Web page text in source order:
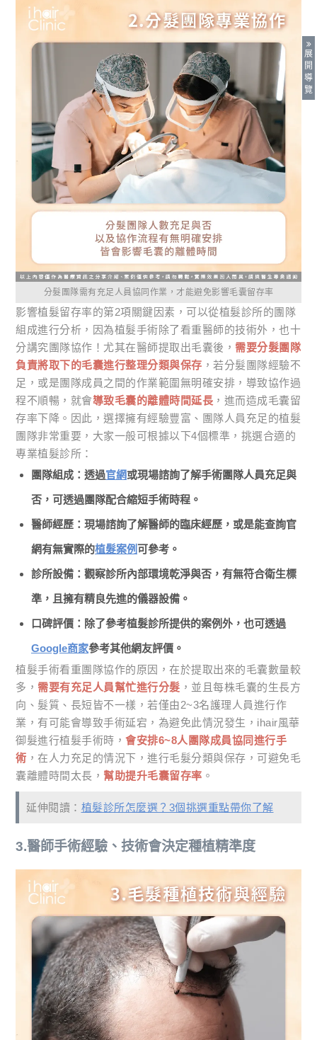
分髮團隊需有充足人員協同作業，才能避免影響毛囊留存率
影響植髮留存率的第2項關鍵因素，可以從植髮診所的團隊
組成進行分析，因為植髮手術除了看重醫師的技術外，也十
分講究團隊協作！尤其在醫師提取出毛囊後， 需要分髮團隊
負責將取下的毛囊進行整理分類與保存 ，若分髮團隊經驗不
足，或是團隊成員之間的作業範圍無明確安排，導致協作過
程不順暢，就會導致毛囊的離體時間延長 ，進而造成毛囊留
存率下降。因此，選擇擁有經驗豐富、團隊人員充足的植髮
團隊非常重要，大家一般可根據以下4個標準，挑選合適的
專業植髮診所：
團隊組成：透過官網或現場諮詢了解手術團隊人員充足與
否，可透過團隊配合縮短手術時程。
醫師經歷：現場諮詢了解醫師的臨床經歷，或是能查詢官
網有無實際的植髮案例可參考。
診所設備：觀察診所內部環境乾淨與否，有無符合衛生標
準，且擁有精良先進的儀器設備。
口碑評價：除了參考植髮診所提供的案例外，也可透過
Google商家參考其他網友評價。
植髮手術看重團隊協作的原因，在於提取出來的毛囊數量較
多， 需要有充足人員幫忙進行分髮 ，並且每株毛囊的生長方
向、髮質、長短皆不一樣，若僅由2~3名護理人員進行作
業，有可能會導致手術延宕，為避免此情況發生，ihair風華
御髮進行植髮手術時， 會安排6~8人團隊成員協同進行手
術 ，在人力充足的情況下，進行毛髮分類與保存，可避免毛
囊離體時間太長， 幫助提升毛囊留存率 。
延伸閱讀： 植髮診所怎麼選？3個挑選重點帶你了解
3.醫師手術經驗、技術會決定種植精準度
展
開
導
覽